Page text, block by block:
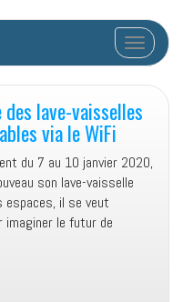
Afficher/
lave-vaisselles
via le WiFi
du 7 au 10 janvier 2020,
son lave-vaisselle
espaces, il se veut
imaginer le futur de